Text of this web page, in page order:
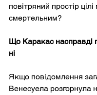
повітряний простір
смертельним?
Що Каракас насправді
ні
Якщо повідомлення
Венесуела розгорнула